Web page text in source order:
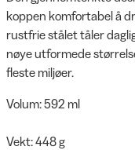
koppen komfortabel å
rustfrie stålet tåler
nøye utformede
fleste miljøer.
Volum: 592 ml
Vekt: 448 g